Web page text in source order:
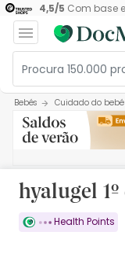
4,5/5 Com base
Bebés Cuidado do bebé
hyalugel
Health Points